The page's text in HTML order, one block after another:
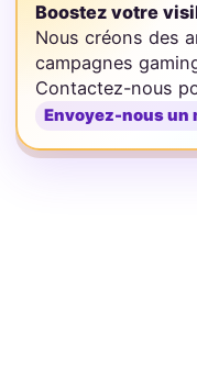
Boostez votre
Nous créons des
campagnes
Contactez-nous
Envoyez-nous un